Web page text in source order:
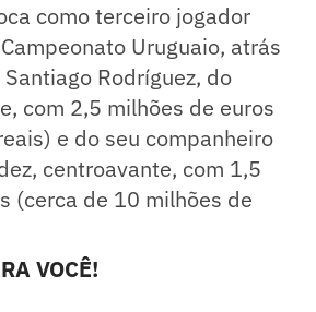
como terceiro jogador
Uruguaio, atrás
Rodríguez, do
com 2,5 milhões de euros
e do seu companheiro
centroavante, com 1,5
(cerca de 10 milhões de
VOCÊ!